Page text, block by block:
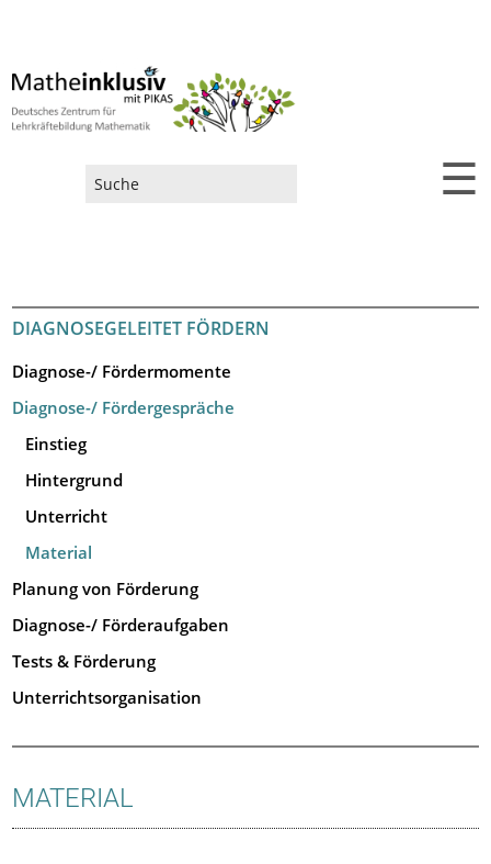
☰
DIAGNOSEGELEITET FÖRDERN
Diagnose-/ Fördermomente
Diagnose-/ Fördergespräche
Einstieg
Hintergrund
Unterricht
Material
Planung von Förderung
Diagnose-/ Förderaufgaben
Tests & Förderung
Unterrichtsorganisation
MATERIAL